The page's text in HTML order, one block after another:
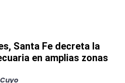
Santa Fe decreta la
en amplias zonas